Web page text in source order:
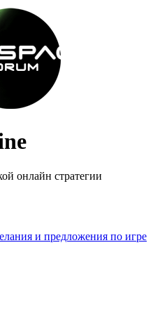
онлайн стратегии
и предложения по игре